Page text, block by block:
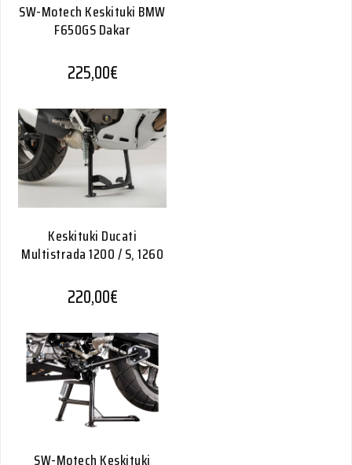
SW-Motech Keskituki BMW
F650GS Dakar
225,00€
Keskituki Ducati
Multistrada 1200 / S, 1260
220,00€
SW-Motech Keskituki